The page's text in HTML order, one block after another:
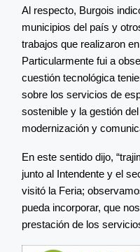
Al respecto, Burgois
municipios del país y
trabajos que realizaron
Particularmente fui a
cuestión tecnológica
sobre los servicios de
sostenible y la gestión
modernización y
En este sentido dijo,
junto al Intendente y el
visitó la Feria;
pueda incorporar, que
prestación de los